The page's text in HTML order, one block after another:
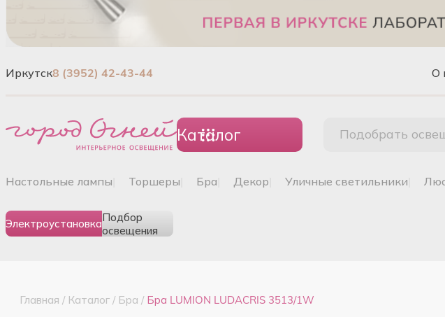
Иркутск8 (3952) 42-43-44 О
Каталог Подобрать
настольные лампы торшеры бра декор уличные светильники
ЭлектроустановкаПодбор
освещения
Главная / Каталог / Бра / Бра LUMION LUDACRIS 3513/1W